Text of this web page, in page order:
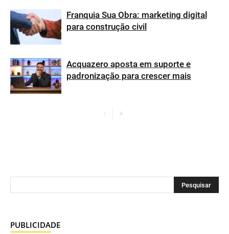
Franquia Sua Obra: marketing digital
para construção civil
Acquazero aposta em suporte e
padronização para crescer mais
PUBLICIDADE